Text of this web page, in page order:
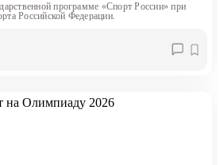
программе «Спорт России» при
Российской Федерации.